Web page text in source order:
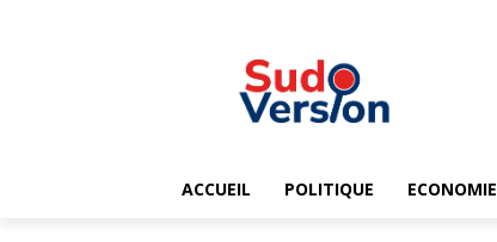
ACCUEIL POLITIQUE ECONOMIE